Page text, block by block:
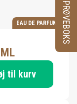
EAU DE PARFUM
til kurv
PRØVEBOKS